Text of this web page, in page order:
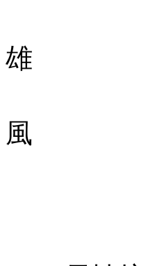
┣
┗
┗ 石